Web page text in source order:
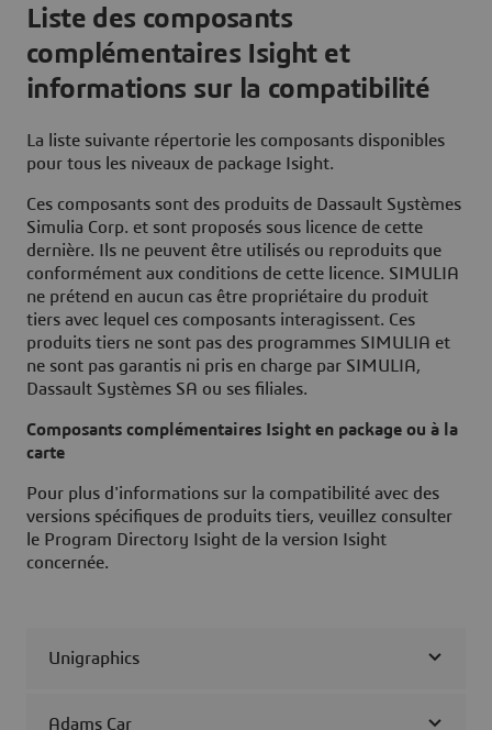
Liste des composants
complémentaires Isight et
informations sur la compatibilité
La liste suivante répertorie les composants disponibles
pour tous les niveaux de package Isight.
Ces composants sont des produits de Dassault Systèmes
Simulia Corp. et sont proposés sous licence de cette
dernière. Ils ne peuvent être utilisés ou reproduits que
conformément aux conditions de cette licence. SIMULIA
ne prétend en aucun cas être propriétaire du produit
tiers avec lequel ces composants interagissent. Ces
produits tiers ne sont pas des programmes SIMULIA et
ne sont pas garantis ni pris en charge par SIMULIA,
Dassault Systèmes SA ou ses filiales.
Composants complémentaires Isight en package ou à la
carte
Pour plus d'informations sur la compatibilité avec des
versions spécifiques de produits tiers, veuillez consulter
le Program Directory Isight de la version Isight
concernée.
Unigraphics
Adams Car